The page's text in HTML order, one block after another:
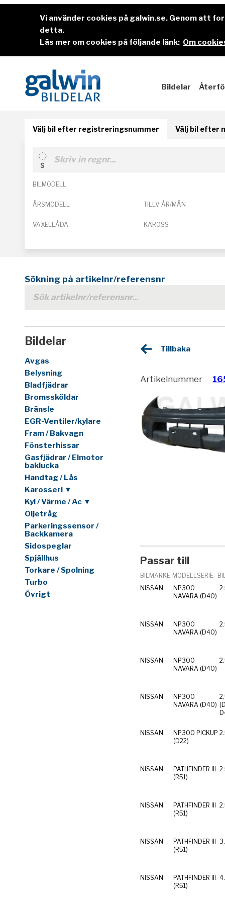
Vi använder cookies på galwin.se. Genom att
detta.
Läs mer om cookies på följande länk: Om
Bildelar
Välj bil efter registreringsnummer Välj bil efter
BILMODELL
ÅRSMODELL TILLV. ÅR/MÅN
VÄXELLÅDA KAROSS
Sökning på artikelnr/referensnr
Bildelar
Avgas
Belysning
Bladfjädrar
Bromssköldar
Bränsle
EGR-Ventiler/kylare
Fram / Bakvagn
Fönsterhissar
Gasfjädrar / Elmotor
baklucka
Handtag / Lås
Karosseri ▼
Kyl / Värme / Ac ▼
Oljetråg
Parkeringssensor /
Backkamera
Sidospeglar
Spjällhus
Torkare / Spolning
Turbo
Övrigt
Tillbaka
Artikelnummer
Passar till
BILMÄRKE MODELLSERIE
NISSAN
NP300
NAVARA (D40)
NISSAN
NP300
NAVARA (D40)
NISSAN
NP300
NAVARA (D40)
NISSAN
NP300
NAVARA (D40)
NISSAN
NP300 PICKUP
(D22)
NISSAN
PATHFINDER III
(R51)
NISSAN
PATHFINDER III
(R51)
NISSAN
PATHFINDER III
(R51)
NISSAN
PATHFINDER III
(R51)